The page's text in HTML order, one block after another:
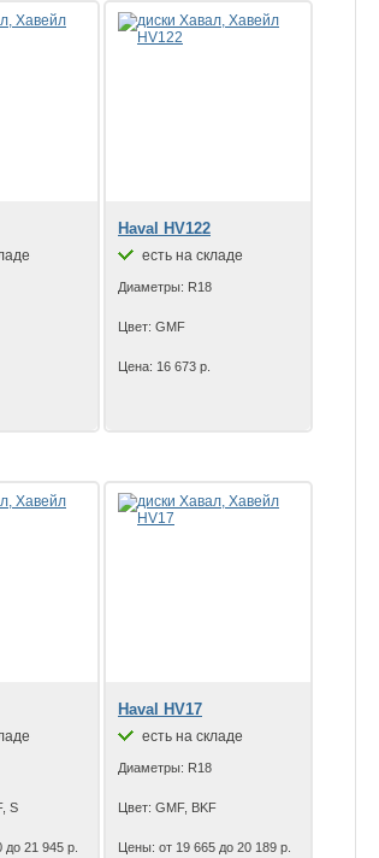
Haval HV122
есть на складе
Диаметры: R18
Цвет: GMF
Цена: 16 673 р.
S
21 945 р.
Haval HV17
есть на складе
Диаметры: R18
Цвет: GMF, BKF
Цены: от 19 665 до 20 189 р.